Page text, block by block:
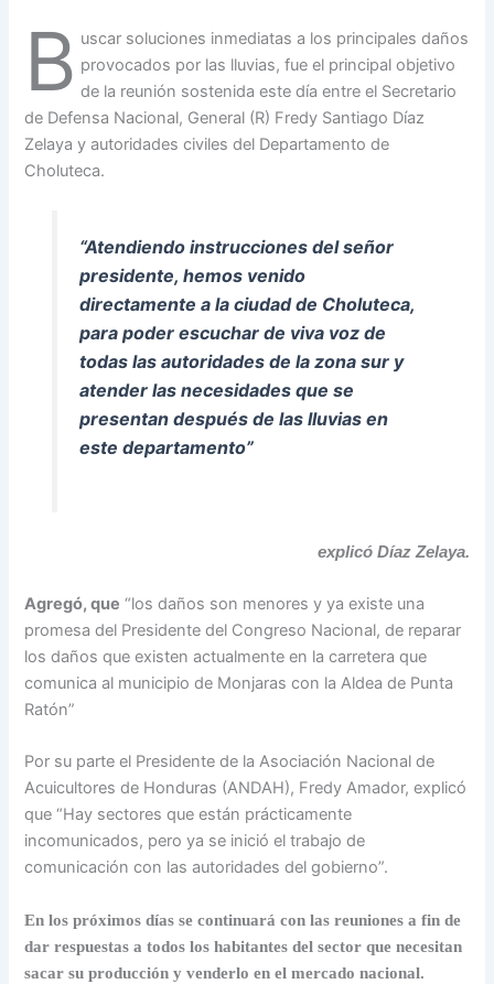
B uscar soluciones inmediatas a los principales daños
provocados por las lluvias, fue el principal objetivo
de la reunión sostenida este día entre el Secretario
de Defensa Nacional, General (R) Fredy Santiago Díaz
Zelaya y autoridades civiles del Departamento de
Choluteca.
“Atendiendo instrucciones del señor
presidente, hemos venido
directamente a la ciudad de Choluteca,
para poder escuchar de viva voz de
todas las autoridades de la zona sur y
atender las necesidades que se
presentan después de las lluvias en
este departamento”
explicó Díaz Zelaya.
Agregó, que “los daños son menores y ya existe una
promesa del Presidente del Congreso Nacional, de reparar
los daños que existen actualmente en la carretera que
comunica al municipio de Monjaras con la Aldea de Punta
Ratón”
Por su parte el Presidente de la Asociación Nacional de
Acuicultores de Honduras (ANDAH), Fredy Amador, explicó
que “Hay sectores que están prácticamente
incomunicados, pero ya se inició el trabajo de
comunicación con las autoridades del gobierno”.
En los próximos días se continuará con las reuniones a fin de
dar respuestas a todos los habitantes del sector que necesitan
sacar su producción y venderlo en el mercado nacional.